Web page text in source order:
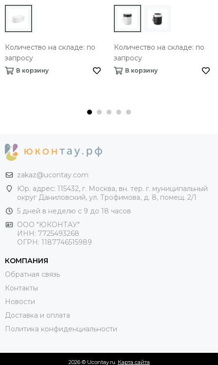
Количество на складе: по
запросу
В корзину
Количество на складе: по
запросу
В корзину
zakaz@ucontay.com
Юр. адрес: 115432, г. Москва, вн. тер. г. муниципальный
округ Даниловский, ул. Трофимова, д. 8, помещ. 2/1
5 дней в неделю с 9 до 18 часов
ООО "ЮКОНТАУ"
ИНН: 7725493268
ОГРН: 1187746515989
КОМПАНИЯ
Обратная связь
Контакты
Новости
Доставка и оплата
Политика конфиденциальности
2026 © Ucontay.ru. Карта сайта